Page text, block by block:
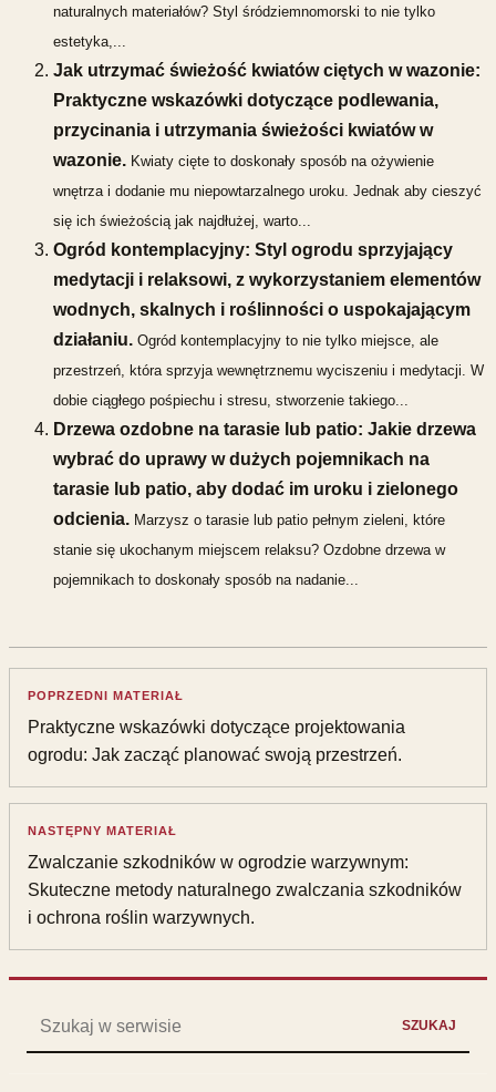
naturalnych materiałów? Styl śródziemnomorski to nie tylko
estetyka,...
Jak utrzymać świeżość kwiatów ciętych w wazonie:
Praktyczne wskazówki dotyczące podlewania,
przycinania i utrzymania świeżości kwiatów w
wazonie. Kwiaty cięte to doskonały sposób na ożywienie
wnętrza i dodanie mu niepowtarzalnego uroku. Jednak aby cieszyć
się ich świeżością jak najdłużej, warto...
Ogród kontemplacyjny: Styl ogrodu sprzyjający
medytacji i relaksowi, z wykorzystaniem elementów
wodnych, skalnych i roślinności o uspokajającym
działaniu. Ogród kontemplacyjny to nie tylko miejsce, ale
przestrzeń, która sprzyja wewnętrznemu wyciszeniu i medytacji. W
dobie ciągłego pośpiechu i stresu, stworzenie takiego...
Drzewa ozdobne na tarasie lub patio: Jakie drzewa
wybrać do uprawy w dużych pojemnikach na
tarasie lub patio, aby dodać im uroku i zielonego
odcienia. Marzysz o tarasie lub patio pełnym zieleni, które
stanie się ukochanym miejscem relaksu? Ozdobne drzewa w
pojemnikach to doskonały sposób na nadanie...
POPRZEDNI MATERIAŁ
Praktyczne wskazówki dotyczące projektowania
ogrodu: Jak zacząć planować swoją przestrzeń.
NASTĘPNY MATERIAŁ
Zwalczanie szkodników w ogrodzie warzywnym:
Skuteczne metody naturalnego zwalczania szkodników
i ochrona roślin warzywnych.
SZUKAJ